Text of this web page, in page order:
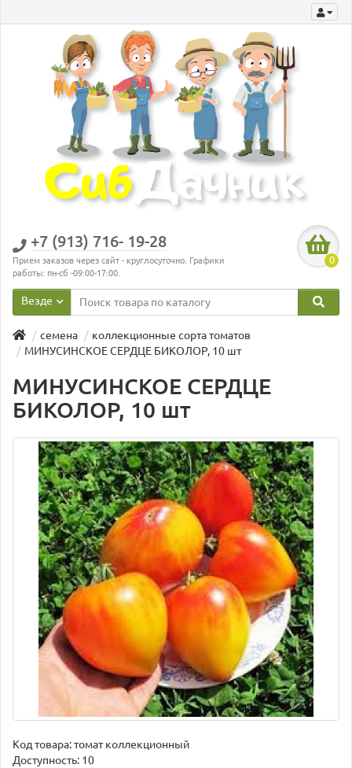
+7 (913) 716- 19-28
Прием заказов через сайт - круглосуточно. Графики
работы: пн-сб -09:00-17:00.
0
Везде
семена
коллекционные сорта томатов
МИНУСИНСКОЕ СЕРДЦЕ БИКОЛОР, 10 шт
МИНУСИНСКОЕ СЕРДЦЕ
БИКОЛОР, 10 шт
Код товара:томат коллекционный
Доступность: 10